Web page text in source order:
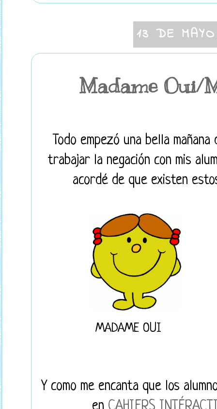
13 DE
Madame Oui/
Todo empezó una bella
trabajar la negación con mis
acordé de que existen
MADAME OUI
Y como me encanta que los